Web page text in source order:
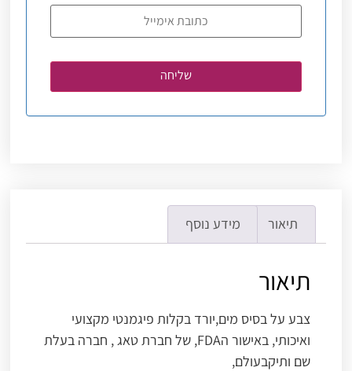
תיאור מידע נוסף
תיאור
צבע על בסיס מים,יורד בקלות פיגמנטי מקצועי
ואיכותי, באישור הFDA, של חברת טאג , חברה בעלת
שם ותיקבעולם,